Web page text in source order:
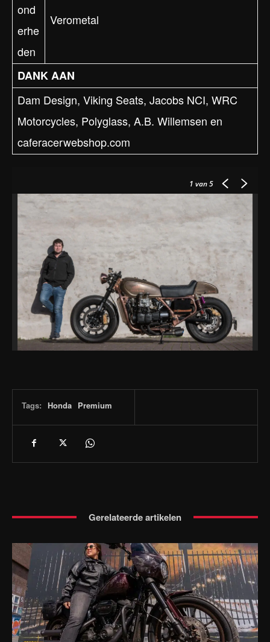
ond
erhe
den
Verometal
DANK AAN
Dam Design, Viking Seats, Jacobs NCI, WRC
Motorcycles, Polyglass, A.B. Willemsen en
caferacerwebshop.com
1 van 5
Tags: Honda Premium
Gerelateerde artikelen